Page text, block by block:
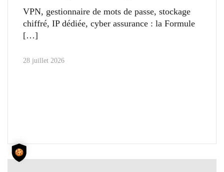
VPN, gestionnaire de mots de passe, stockage
chiffré, IP dédiée, cyber assurance : la Formule
28 juillet 2026